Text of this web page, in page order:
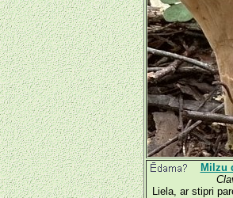
Milzu
Liela, ar stipri